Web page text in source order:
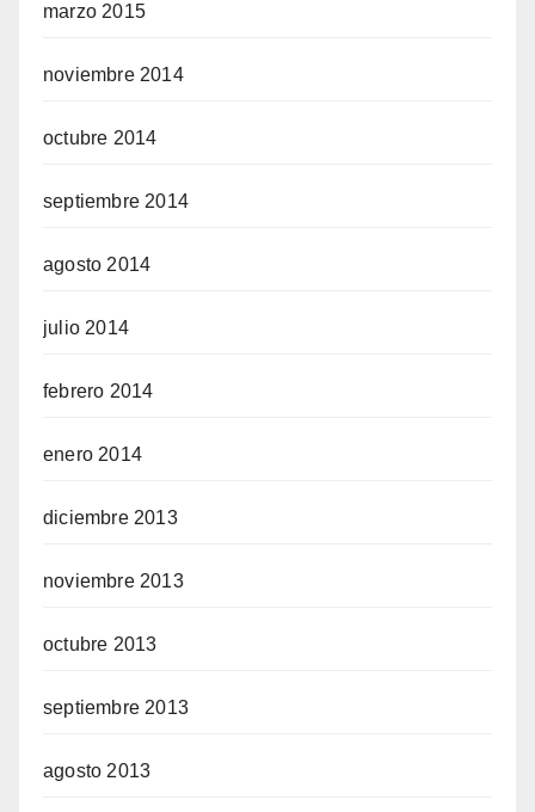
marzo 2015
noviembre 2014
octubre 2014
septiembre 2014
agosto 2014
julio 2014
febrero 2014
enero 2014
diciembre 2013
noviembre 2013
octubre 2013
septiembre 2013
agosto 2013